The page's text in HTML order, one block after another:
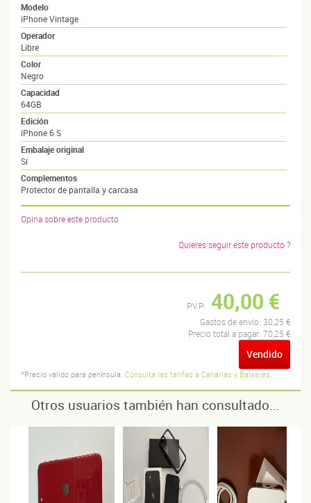
Modelo
iPhone Vintage
Operador
Libre
Color
Negro
Capacidad
64GB
Edición
iPhone 6 S
Embalaje original
Sí
Complementos
Protector de pantalla y carcasa
Opina sobre este producto
Quieres seguir este producto ?
P.V.P: 40,00 €
Gastos de envío: 30,25 €
Precio total a pagar: 70,25 €
Vendido
*Precio válido para península. Consulta las tarifas a Canarias y Baleares.
Otros usuarios también han consultado...